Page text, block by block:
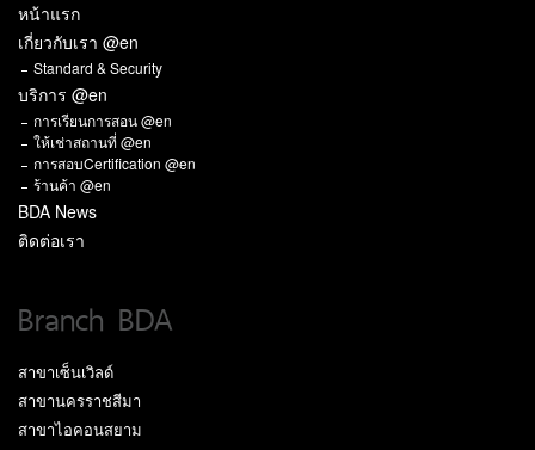
หน้าแรก
เกี่ยวกับเรา @en
Standard & Security
บริการ @en
การเรียนการสอน @en
ให้เช่าสถานที่ @en
การสอบCertification @en
ร้านค้า @en
BDA News
ติดต่อเรา
Branch BDA
สาขาเซ็นเวิลด์
สาขานครราชสีมา
สาขาไอคอนสยาม